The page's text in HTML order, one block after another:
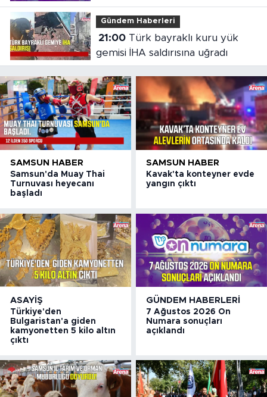
Gündem Haberleri
21:00Türk bayraklı kuru yük
gemisi İHA saldırısına uğradı
SAMSUN HABER
Samsun'da Muay Thai
Turnuvası heyecanı
başladı
SAMSUN HABER
Kavak'ta konteyner evde
yangın çıktı
ASAYIŞ
Türkiye'den
Bulgaristan'a giden
kamyonetten 5 kilo altın
çıktı
GÜNDEM HABERLERI
7 Ağustos 2026 On
Numara sonuçları
açıklandı